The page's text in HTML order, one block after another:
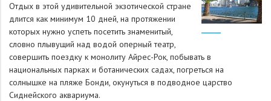
Отдых в этой удивительной экзотической стране
длится как минимум 10 дней, на протяжении
которых нужно успеть посетить знаменитый,
словно плывущий над водой оперный театр,
совершить поездку к монолиту Айрес-Рок, побывать в
национальных парках и ботанических садах, погреться на
солнышке на пляже Бонди, окунуться в подводное царство
Сиднейского аквариума.